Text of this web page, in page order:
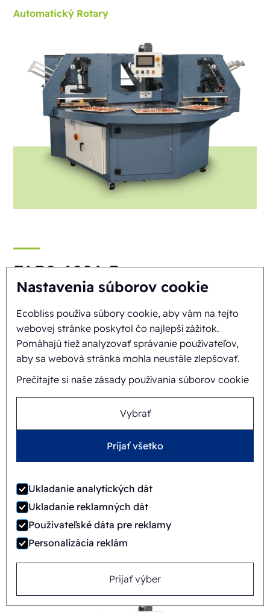
Nastavenia súborov cookie
Ecobliss používa súbory cookie, aby vám na tejto
webovej stránke poskytol čo najlepší zážitok.
Pomáhajú tiež analyzovať správanie používateľov,
aby sa webová stránka mohla neustále zlepšovať.
Prečítajte si naše zásady používania súborov cookie
Vybrať
Prijať všetko
Ukladanie analytických dát
Ukladanie reklamných dát
Používateľské dáta pre reklamy
Personalizácia reklám
Prijať výber
Automatický Rotary
FAB8-1824-3
Automatický Rotary
FAB8-1418-3-CS